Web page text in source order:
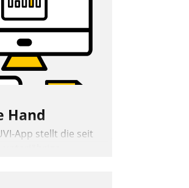
Hand
App stellt die seit